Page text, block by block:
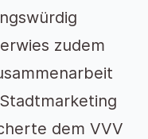
zudem
dem VVV